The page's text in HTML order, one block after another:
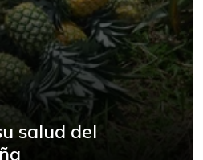
salud del